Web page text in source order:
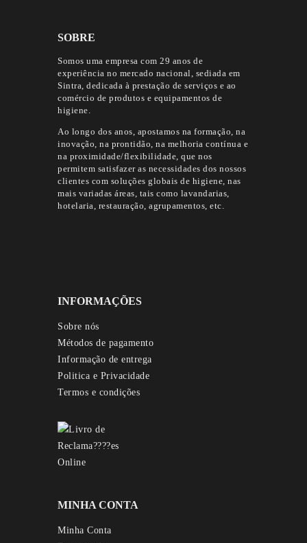
SOBRE
Somos uma empresa com 29 anos de
experiência no mercado nacional, sediada em
Sintra, dedicada à prestação de serviços e ao
comércio de produtos e equipamentos de
higiene.
Ao longo dos anos, apostamos na formação, na
inovação, na prontidão, na melhoria contínua e
na proximidade/flexibilidade, que nos
permitem satisfazer as necessidades dos nossos
clientes com soluções globais de higiene, nas
mais variadas áreas, tais como lavandarias,
hotelaria, restauração, agrupamentos, etc.
INFORMAÇÕES
Sobre nós
Métodos de pagamento
Informação de entrega
Politica e Privacidade
Termos e condições
MINHA CONTA
Minha Conta